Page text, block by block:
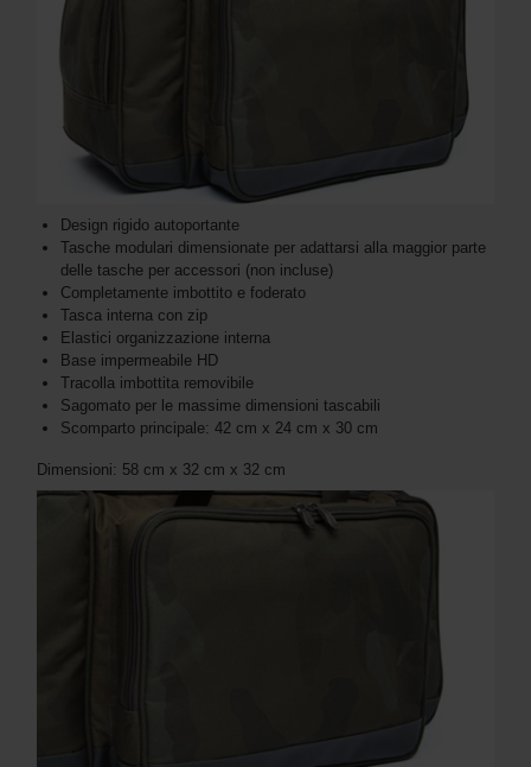
Design rigido autoportante
Tasche modulari dimensionate per adattarsi alla maggior parte
delle tasche per accessori (non incluse)
Completamente imbottito e foderato
Tasca interna con zip
Elastici organizzazione interna
Base impermeabile HD
Tracolla imbottita removibile
Sagomato per le massime dimensioni tascabili
Scomparto principale: 42 cm x 24 cm x 30 cm
Dimensioni: 58 cm x 32 cm x 32 cm